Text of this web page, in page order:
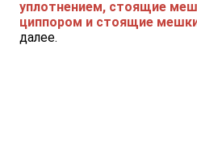
уплотнением, стоящие
циппором и стоящие
далее.